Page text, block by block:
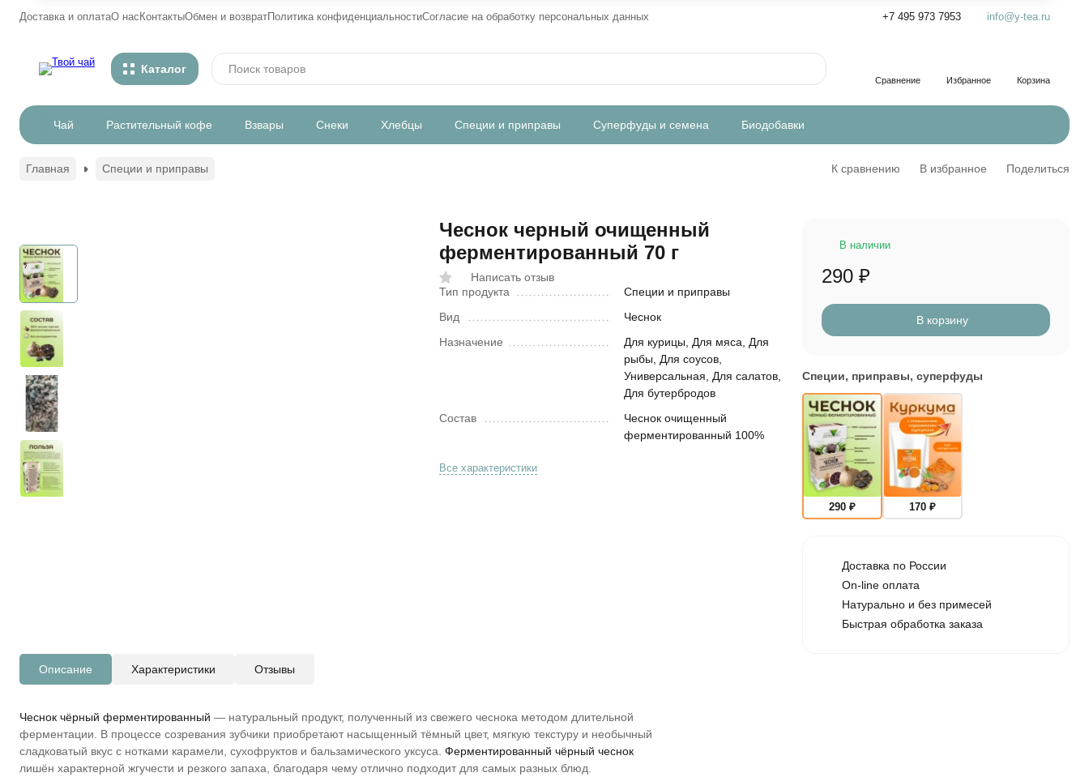
Доставка и оплатаО насКонтактыОбмен и возвратПолитика конфиденциальностиСогласие на обработку персональных данных +7 495 973 7953 info@y-tea.ru
Каталог
Сравнение Избранное Корзина
Чай Растительный кофе Взвары Снеки Хлебцы Специи и приправы Суперфуды и семена Биодобавки
Главная Специи и приправы К сравнению В избранное Поделиться
Чеснок черный очищенный
ферментированный 70 г
Написать отзыв
Тип продукта
Специи и приправы
Вид
Чеснок
Назначение
Для курицы, Для мяса, Для
рыбы, Для соусов,
Универсальная, Для салатов,
Для бутербродов
Состав
Чеснок очищенный
ферментированный 100%
Все характеристики
В наличии
290 ₽
В корзину
Специи, приправы, суперфуды
290 ₽ 170 ₽
Доставка по России
On-line оплата
Натурально и без примесей
Быстрая обработка заказа
Описание Характеристики Отзывы
Чеснок чёрный ферментированный — натуральный продукт, полученный из свежего чеснока методом длительной
ферментации. В процессе созревания зубчики приобретают насыщенный тёмный цвет, мягкую текстуру и необычный
сладковатый вкус с нотками карамели, сухофруктов и бальзамического уксуса. Ферментированный чёрный чеснок
лишён характерной жгучести и резкого запаха, благодаря чему отлично подходит для самых разных блюд.